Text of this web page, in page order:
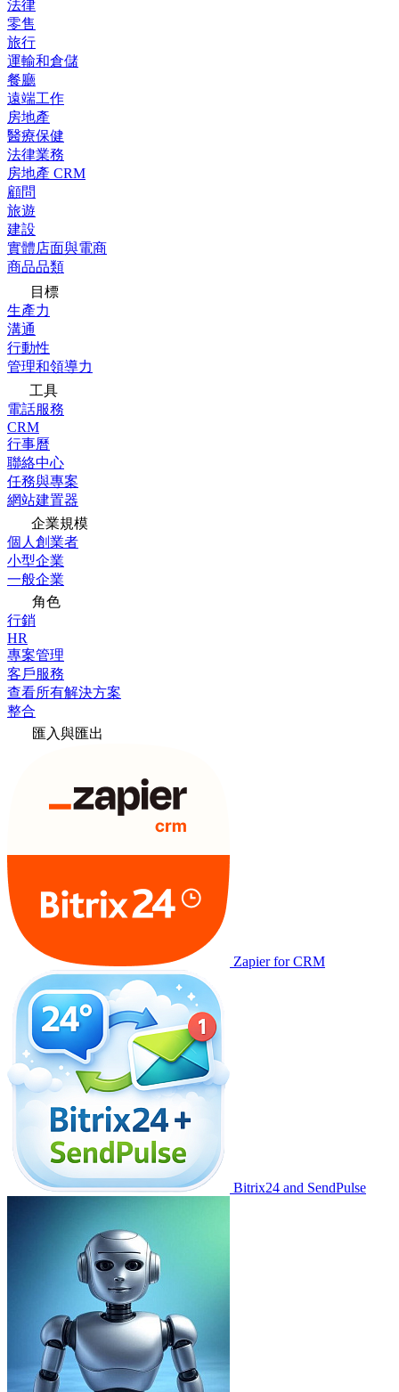
法律
零售
旅行
運輸和倉儲
餐廳
遠端工作
房地產
醫療保健
法律業務
房地產 CRM
顧問
旅遊
建設
實體店面與電商
商品品類
目標
生產力
溝通
行動性
管理和領導力
工具
電話服務
CRM
行事曆
聯絡中心
任務與專案
網站建置器
企業規模
個人創業者
小型企業
一般企業
角色
行銷
HR
專案管理
客戶服務
查看所有解決方案
整合
匯入與匯出
Zapier for CRM
Bitrix24 and SendPulse